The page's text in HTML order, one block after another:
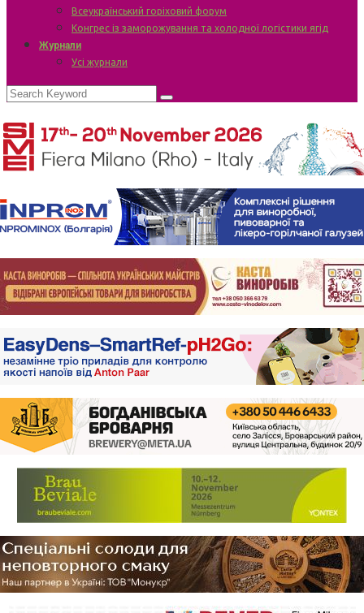
Всеукраїнський горіховий форум
Конгрес із заморожування та холодної логістики ягід
Журнали
Усі журнали